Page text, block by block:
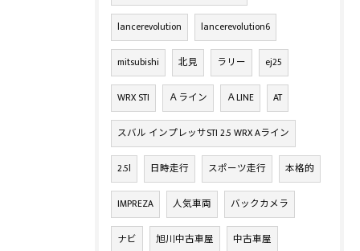
lancerevolution lancerevolution6
mitsubishi 北見 ラリー ej25
WRX STI Ａライン ＡLINE AT
スバル インプレッサSTI 2.5 WRX Aライン
2.5l 日時走行 スポーツ走行 本格的
IMPREZA 人気車両 バックカメラ
ナビ 旭川中古車屋 中古車屋